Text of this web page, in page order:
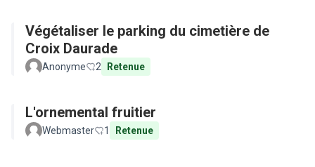
Végétaliser le parking du cimetière de
Croix Daurade
Anonyme 2 Retenue
L'ornemental fruitier
Webmaster 1 Retenue